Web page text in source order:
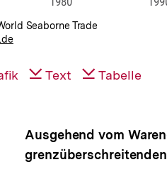
Seaborne Trade
Text Tabelle
Ausgehend vom